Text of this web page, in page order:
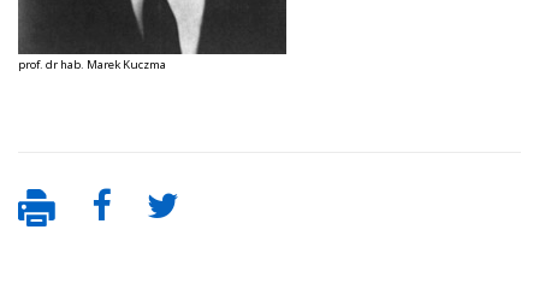
prof. dr hab. Marek Kuczma